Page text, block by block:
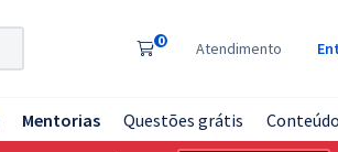
0 Atendimento
Mentorias Questões grátis